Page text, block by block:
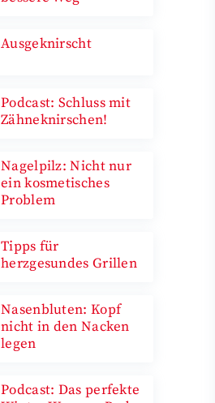
Ausgeknirscht
Podcast: Schluss mit
Zähneknirschen!
Nagelpilz: Nicht nur
ein kosmetisches
Problem
Tipps für
herzgesundes Grillen
Nasenbluten: Kopf
nicht in den Nacken
legen
Podcast: Das perfekte